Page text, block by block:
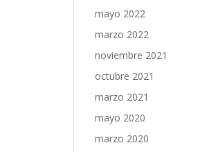
mayo 2022
marzo 2022
noviembre 2021
octubre 2021
marzo 2021
mayo 2020
marzo 2020